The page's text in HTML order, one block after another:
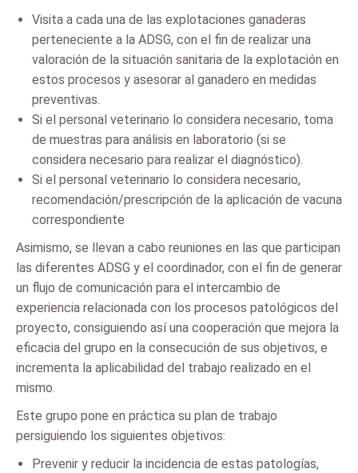
Visita a cada una de las explotaciones ganaderas
perteneciente a la ADSG, con el fin de realizar una
valoración de la situación sanitaria de la explotación en
estos procesos y asesorar al ganadero en medidas
preventivas.
Si el personal veterinario lo considera necesario, toma
de muestras para análisis en laboratorio (si se
considera necesario para realizar el diagnóstico).
Si el personal veterinario lo considera necesario,
recomendación/prescripción de la aplicación de vacuna
correspondiente
Asimismo, se llevan a cabo reuniones en las que participan
las diferentes ADSG y el coordinador, con el fin de generar
un flujo de comunicación para el intercambio de
experiencia relacionada con los procesos patológicos del
proyecto, consiguiendo así una cooperación que mejora la
eficacia del grupo en la consecución de sus objetivos, e
incrementa la aplicabilidad del trabajo realizado en el
mismo.
Este grupo pone en práctica su plan de trabajo
persiguiendo los siguientes objetivos:
Prevenir y reducir la incidencia de estas patologías,